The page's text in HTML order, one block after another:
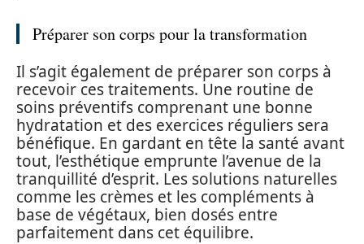
Préparer son corps pour la transformation
Il s’agit également de préparer son corps à
recevoir ces traitements. Une routine de
soins préventifs comprenant une bonne
hydratation et des exercices réguliers sera
bénéfique. En gardant en tête la santé avant
tout, l’esthétique emprunte l’avenue de la
tranquillité d’esprit. Les solutions naturelles
comme les crèmes et les compléments à
base de végétaux, bien dosés entre
parfaitement dans cet équilibre.